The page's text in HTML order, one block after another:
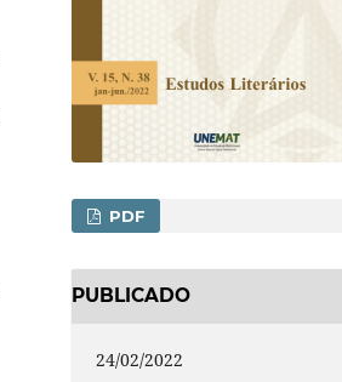
PDF
PUBLICADO
24/02/2022